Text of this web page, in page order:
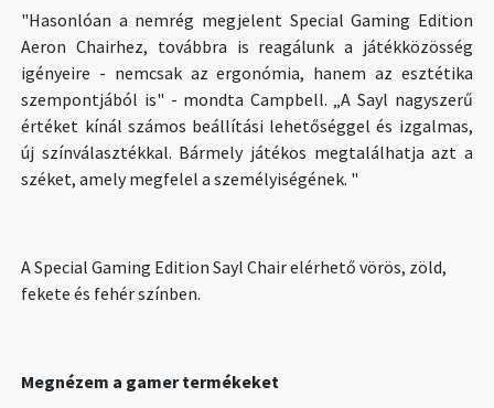
"Hasonlóan a nemrég megjelent Special Gaming Edition
Aeron Chairhez, továbbra is reagálunk a játékközösség
igényeire - nemcsak az ergonómia, hanem az esztétika
szempontjából is" - mondta Campbell. „A Sayl nagyszerű
értéket kínál számos beállítási lehetőséggel és izgalmas,
új színválasztékkal. Bármely játékos megtalálhatja azt a
széket, amely megfelel a személyiségének. "
A Special Gaming Edition Sayl Chair elérhető vörös, zöld,
fekete és fehér színben.
Megnézem a gamer termékeket